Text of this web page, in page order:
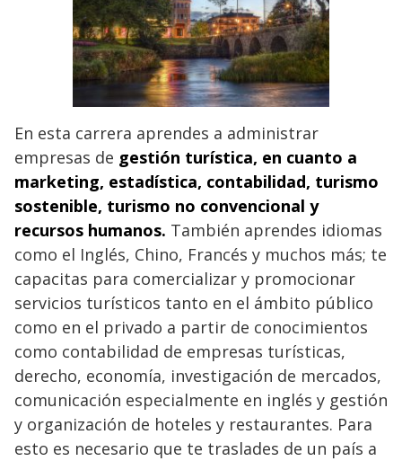
En esta carrera aprendes a administrar
empresas de gestión turística, en cuanto a
marketing, estadística, contabilidad, turismo
sostenible, turismo no convencional y
recursos humanos. También aprendes idiomas
como el Inglés, Chino, Francés y muchos más; te
capacitas para comercializar y promocionar
servicios turísticos tanto en el ámbito público
como en el privado a partir de conocimientos
como contabilidad de empresas turísticas,
derecho, economía, investigación de mercados,
comunicación especialmente en inglés y gestión
y organización de hoteles y restaurantes. Para
esto es necesario que te traslades de un país a